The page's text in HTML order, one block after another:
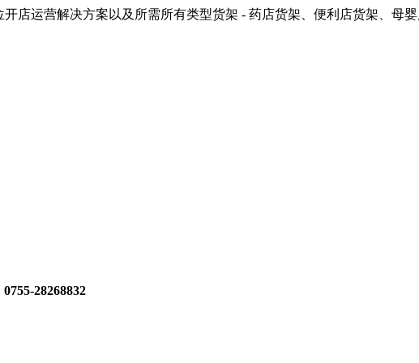
店运营解决方案以及所需所有类型货架 - 药店货架、便利店货架、母
28268832